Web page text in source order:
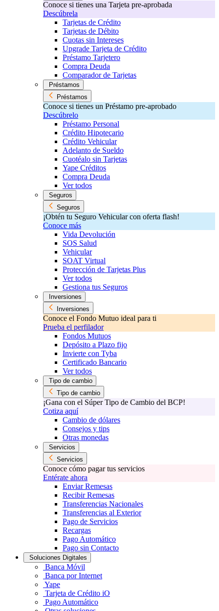
Conoce si tienes una Tarjeta pre-aprobada
Descúbrela
Tarjetas de Crédito
Tarjetas de Débito
Cuotas sin Intereses
Upgrade Tarjeta de Crédito
Préstamo Tarjetero
Compra Deuda
Comparador de Tarjetas
Préstamos
Préstamos
Conoce si tienes un Préstamo pre-aprobado
Descúbrelo
Préstamo Personal
Crédito Hipotecario
Crédito Vehicular
Adelanto de Sueldo
Cuotéalo sin Tarjetas
Yape Créditos
Compra Deuda
Ver todos
Seguros
Seguros
¡Obtén tu Seguro Vehicular con oferta flash!
Conoce más
Vida Devolución
SOS Salud
Vehicular
SOAT Virtual
Protección de Tarjetas Plus
Ver todos
Gestiona tus Seguros
Inversiones
Inversiones
Conoce el Fondo Mutuo ideal para ti
Prueba el perfilador
Fondos Mutuos
Depósito a Plazo fijo
Invierte con Tyba
Certificado Bancario
Ver todos
Tipo de cambio
Tipo de cambio
¡Gana con el Súper Tipo de Cambio del BCP!
Cotiza aquí
Cambio de dólares
Consejos y tips
Otras monedas
Servicios
Servicios
Conoce cómo pagar tus servicios
Entérate ahora
Enviar Remesas
Recibir Remesas
Transferencias Nacionales
Transferencias al Exterior
Pago de Servicios
Recargas
Pago Automático
Pago sin Contacto
Soluciones Digitales
Banca Móvil
Banca por Internet
Yape
Tarjeta de Crédito iO
Pago Automático